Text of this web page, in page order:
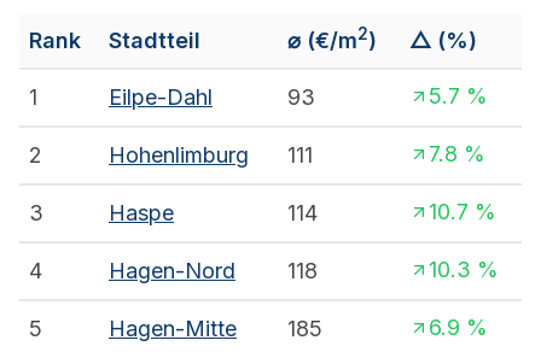
Rank Stadtteil ⌀ (€/m2) △ (%)
1 Eilpe-Dahl 93 5.7 %
2 Hohenlimburg 111 7.8 %
3 Haspe 114 10.7 %
4 Hagen-Nord 118 10.3 %
5 Hagen-Mitte 185 6.9 %